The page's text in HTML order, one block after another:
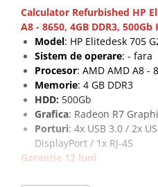
Monitoare Second-Hand
Servere
Hard Disk-uri SERVER
Accesorii server
Cabinete metalice
Carcase server
Memorii RAM Server
Procesoare server
Calculator Refurbished HP
A8 - 8650, 4GB DDR3, 500Gb
Model: HP Elitedesk 705
Sistem de operare: - fara
Procesor: AMD AMD A8 -
Memorie: 4 GB DDR3
HDD: 500Gb
Grafica: Radeon R7
Porturi: 4x USB 3.0 / 2x
DisplayPort / 1x RJ-45
Garantie 12 luni